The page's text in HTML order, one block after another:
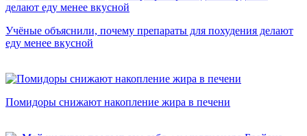
Учёные объяснили, почему препараты для похудения делают
еду менее вкусной
Помидоры снижают накопление жира в печени